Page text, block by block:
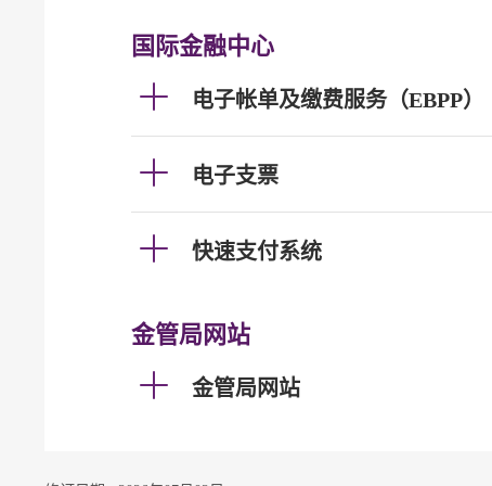
国际金融中心
电子帐单及缴费服务（EBPP）
电子支票
快速支付系统
金管局网站
金管局网站